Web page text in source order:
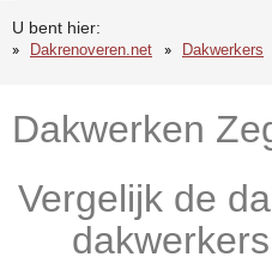
U bent hier:
Dakrenoveren.net
Dakwerkers
Dakwerken
Vergelijk de